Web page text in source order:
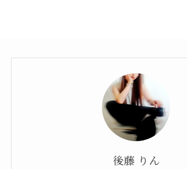
後藤 りん